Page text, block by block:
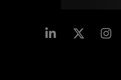
Linkedin